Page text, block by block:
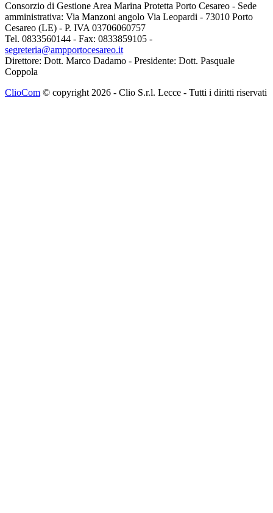
Consorzio di Gestione Area Marina Protetta Porto Cesareo - Sede
amministrativa: Via Manzoni angolo Via Leopardi - 73010 Porto
Cesareo (LE) - P. IVA 03706060757
Tel. 0833560144 - Fax: 0833859105 -
segreteria@ampportocesareo.it
Direttore: Dott. Marco Dadamo - Presidente: Dott. Pasquale
Coppola
ClioCom © copyright 2026 - Clio S.r.l. Lecce - Tutti i diritti riservati